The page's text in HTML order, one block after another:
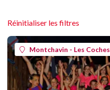
Réinitialiser les filtres
Montchavin - Les Coches